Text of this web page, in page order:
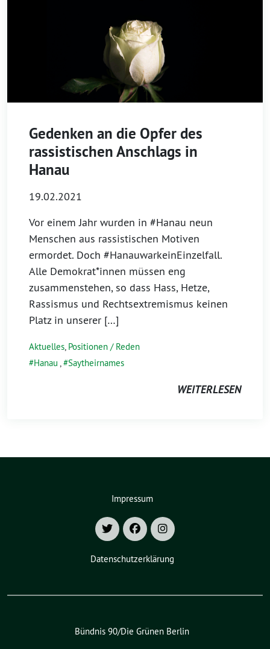
Gedenken an die Opfer des
rassistischen Anschlags in
Hanau
19.02.2021
Vor einem Jahr wurden in #Hanau neun
Menschen aus rassistischen Motiven
ermordet. Doch #HanauwarkeinEinzelfall.
Alle Demokrat*innen müssen eng
zusammenstehen, so dass Hass, Hetze,
Rassismus und Rechtsextremismus keinen
Platz in unserer […]
Aktuelles, Positionen / Reden
Hanau , Saytheirnames
WEITERLESEN
Impressum
Datenschutzerklärung
Bündnis 90/Die Grünen Berlin